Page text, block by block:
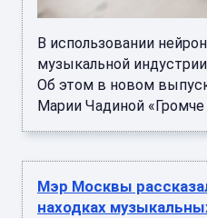
В использовании
музыкальной
Об этом в новом
Марии Чадиной «Громче
Мэр Москвы
находках